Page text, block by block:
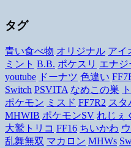
タグ
青い食べ物 オリジナル アイ
ミント B.B. ポケスリ エナジ
youtube ドーナツ 色違い
Switch PSVITA なめこの巣
ポケモン ミスド FF7R2 スタ
MHWIB ポケモンSV れじぇ
大鷲トリコ FF16 ちいかわ
乱舞無双 マカロン MHWs